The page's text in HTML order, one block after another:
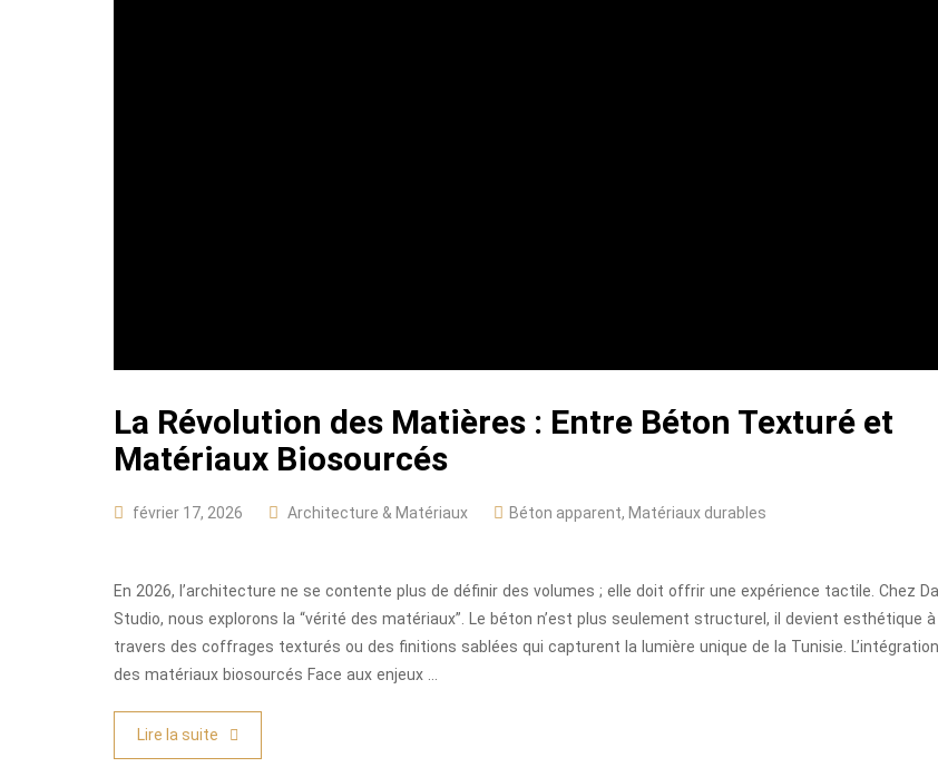
La Révolution des Matières : Entre Béton Texturé et
Matériaux Biosourcés
février 17, 2026 Architecture & Matériaux Béton apparent, Matériaux durables
En 2026, l’architecture ne se contente plus de définir des volumes ; elle doit offrir une expérience tactile. Chez
Studio, nous explorons la “vérité des matériaux”. Le béton n’est plus seulement structurel, il devient esthétique à
travers des coffrages texturés ou des finitions sablées qui capturent la lumière unique de la Tunisie. L’intégration
des matériaux biosourcés Face aux enjeux …
Lire la suite